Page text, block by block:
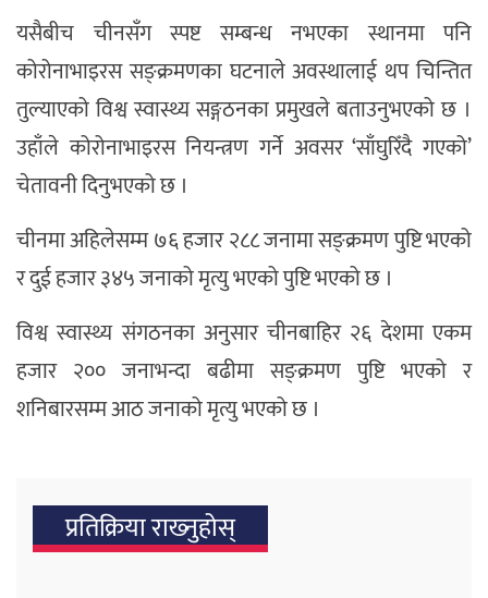
यसैबीच चीनसँग स्पष्ट सम्बन्ध नभएका स्थानमा पनि
कोरोनाभाइरस सङ्क्रमणका घटनाले अवस्थालाई थप चिन्तित
तुल्याएको विश्व स्वास्थ्य सङ्गठनका प्रमुखले बताउनुभएको छ ।
उहाँले कोरोनाभाइरस नियन्त्रण गर्ने अवसर ‘साँघुरिँदै गएको’
चेतावनी दिनुभएको छ ।
चीनमा अहिलेसम्म ७६ हजार २८८ जनामा सङ्क्रमण पुष्टि भएको
र दुई हजार ३४५ जनाको मृत्यु भएको पुष्टि भएको छ ।
विश्व स्वास्थ्य संगठनका अनुसार चीनबाहिर २६ देशमा एकम
हजार २०० जनाभन्दा बढीमा सङ्क्रमण पुष्टि भएको र
शनिबारसम्म आठ जनाको मृत्यु भएको छ ।
प्रतिक्रिया राख्‍नुहोस्